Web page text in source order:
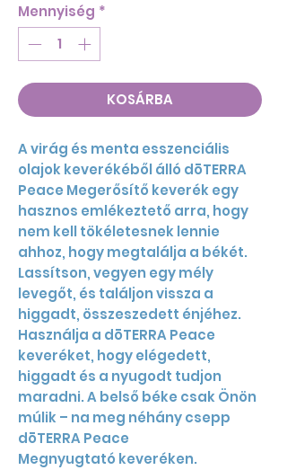
Mennyiség *
KOSÁRBA
A virág és menta esszenciális
olajok keverékéből álló dōTERRA
Peace Megerősítő keverék egy
hasznos emlékeztető arra, hogy
nem kell tökéletesnek lennie
ahhoz, hogy megtalálja a békét.
Lassítson, vegyen egy mély
levegőt, és találjon vissza a
higgadt, összeszedett énjéhez.
Használja a dōTERRA Peace
keveréket, hogy elégedett,
higgadt és a nyugodt tudjon
maradni. A belső béke csak Önön
múlik – na meg néhány csepp
dōTERRA Peace
Megnyugtató keveréken.